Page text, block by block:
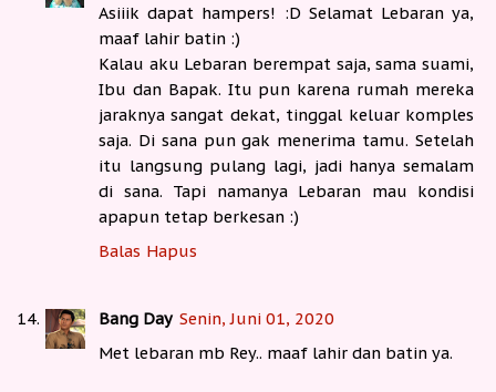
Asiiik dapat hampers! :D Selamat Lebaran ya,
maaf lahir batin :)
Kalau aku Lebaran berempat saja, sama suami,
Ibu dan Bapak. Itu pun karena rumah mereka
jaraknya sangat dekat, tinggal keluar komples
saja. Di sana pun gak menerima tamu. Setelah
itu langsung pulang lagi, jadi hanya semalam
di sana. Tapi namanya Lebaran mau kondisi
apapun tetap berkesan :)
Balas Hapus
Bang Day Senin, Juni 01, 2020
Met lebaran mb Rey.. maaf lahir dan batin ya.